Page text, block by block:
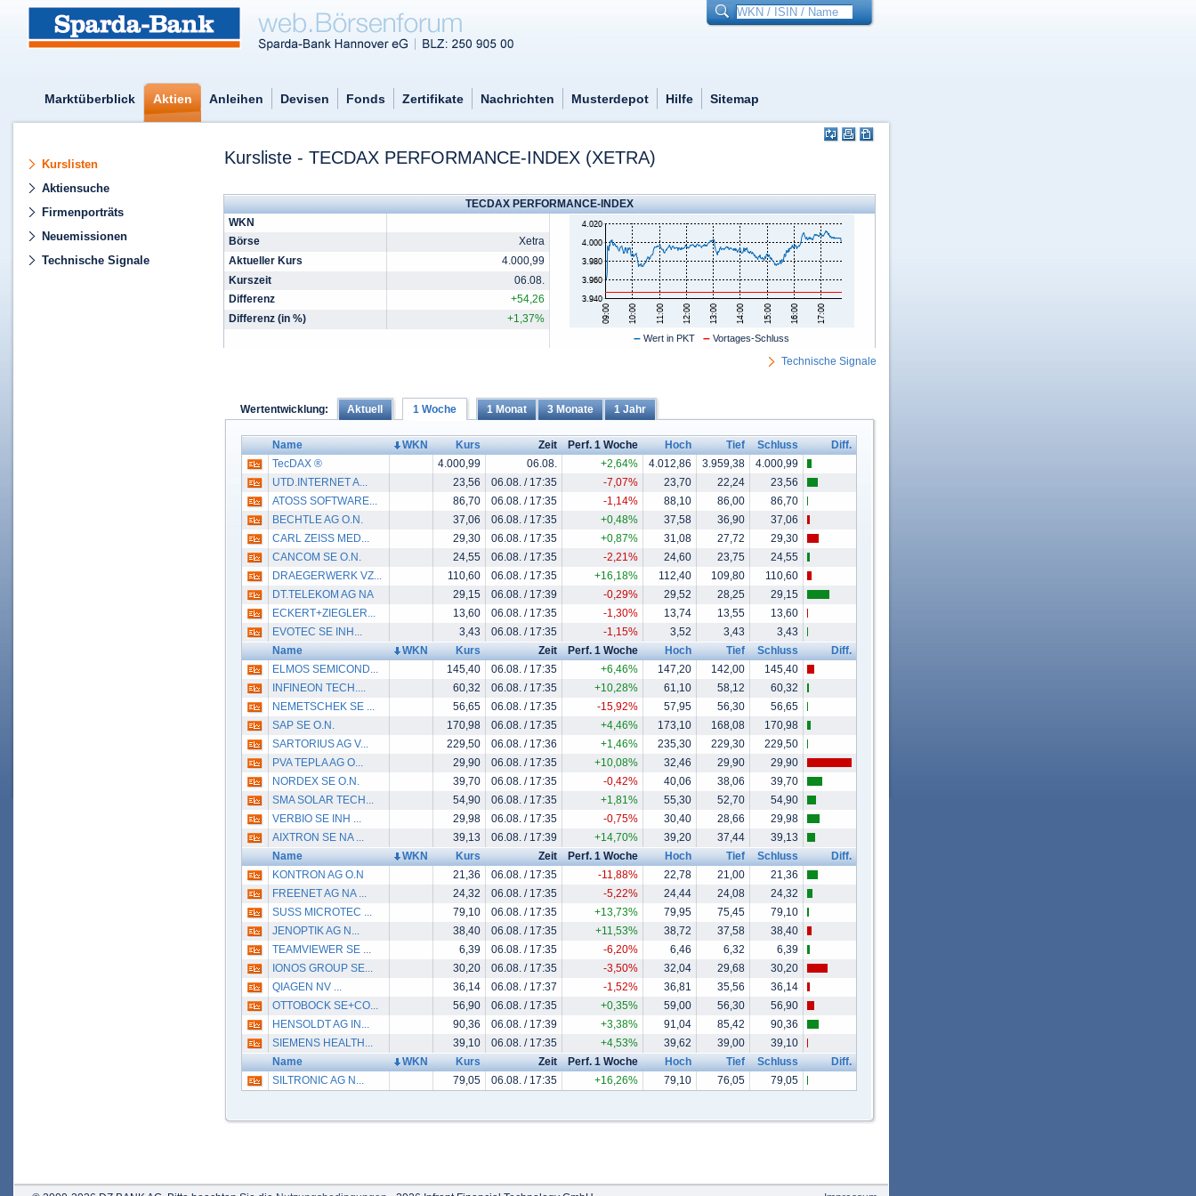
Marktüberblick Aktien Anleihen Devisen Fonds Zertifikate Nachrichten Musterdepot Hilfe Sitemap
Kurslisten
Aktiensuche
Firmenporträts
Neuemissionen
Technische Signale
Kursliste - TECDAX PERFORMANCE-INDEX (XETRA)
TECDAX PERFORMANCE-INDEX
WKN
Börse
Xetra
Aktueller Kurs
4.000,99
Kurszeit
06.08.
Differenz
+54,26
Differenz (in %)
+1,37%
–Wert in PKT –Vortages-Schluss
Technische Signale
Wertentwicklung: Aktuell 1 Woche 1 Monat 3 Monate 1 Jahr
Name WKN Kurs Zeit Perf. 1 Woche Hoch Tief Schluss
Diff.
TecDAX ®
4.000,99 06.08. +2,64% 4.012,86 3.959,38
4.000,99
UTD.INTERNET A...
23,56 06.08. / 17:35 -7,07% 23,70 22,24
23,56
ATOSS SOFTWARE...
86,70 06.08. / 17:35 -1,14% 88,10 86,00
86,70
BECHTLE AG O.N.
37,06 06.08. / 17:35 +0,48% 37,58 36,90
37,06
CARL ZEISS MED...
29,30 06.08. / 17:35 +0,87% 31,08 27,72
29,30
CANCOM SE O.N.
24,55 06.08. / 17:35 -2,21% 24,60 23,75
24,55
DRAEGERWERK VZ...
110,60 06.08. / 17:35 +16,18% 112,40 109,80
110,60
DT.TELEKOM AG NA
29,15 06.08. / 17:39 -0,29% 29,52 28,25
29,15
ECKERT+ZIEGLER...
13,60 06.08. / 17:35 -1,30% 13,74 13,55
13,60
EVOTEC SE INH...
3,43 06.08. / 17:35 -1,15% 3,52 3,43
3,43
Name
WKN Kurs Zeit Perf. 1 Woche Hoch Tief Schluss
Diff.
ELMOS SEMICOND...
145,40 06.08. / 17:35 +6,46% 147,20 142,00
145,40
INFINEON TECH....
60,32 06.08. / 17:35 +10,28% 61,10 58,12
60,32
NEMETSCHEK SE ...
56,65 06.08. / 17:35 -15,92% 57,95 56,30
56,65
SAP SE O.N.
170,98 06.08. / 17:35 +4,46% 173,10 168,08
170,98
SARTORIUS AG V...
229,50 06.08. / 17:36 +1,46% 235,30 229,30
229,50
PVA TEPLA AG O...
29,90 06.08. / 17:35 +10,08% 32,46 29,90
29,90
NORDEX SE O.N.
39,70 06.08. / 17:35 -0,42% 40,06 38,06
39,70
SMA SOLAR TECH...
54,90 06.08. / 17:35 +1,81% 55,30 52,70
54,90
VERBIO SE INH ...
29,98 06.08. / 17:35 -0,75% 30,40 28,66
29,98
AIXTRON SE NA ...
39,13 06.08. / 17:39 +14,70% 39,20 37,44
39,13
Name
WKN Kurs Zeit Perf. 1 Woche Hoch Tief Schluss
Diff.
KONTRON AG O.N
21,36 06.08. / 17:35 -11,88% 22,78 21,00
21,36
FREENET AG NA ...
24,32 06.08. / 17:35 -5,22% 24,44 24,08
24,32
SUSS MICROTEC ...
79,10 06.08. / 17:35 +13,73% 79,95 75,45
79,10
JENOPTIK AG N...
38,40 06.08. / 17:35 +11,53% 38,72 37,58
38,40
TEAMVIEWER SE ...
6,39 06.08. / 17:35 -6,20% 6,46 6,32
6,39
IONOS GROUP SE...
30,20 06.08. / 17:35 -3,50% 32,04 29,68
30,20
QIAGEN NV ...
36,14 06.08. / 17:37 -1,52% 36,81 35,56
36,14
OTTOBOCK SE+CO...
56,90 06.08. / 17:35 +0,35% 59,00 56,30
56,90
HENSOLDT AG IN...
90,36 06.08. / 17:39 +3,38% 91,04 85,42
90,36
SIEMENS HEALTH...
39,10 06.08. / 17:35 +4,53% 39,62 39,00
39,10
Name
WKN Kurs Zeit Perf. 1 Woche Hoch Tief Schluss
Diff.
SILTRONIC AG N...
79,05 06.08. / 17:35 +16,26% 79,10 76,05 79,05